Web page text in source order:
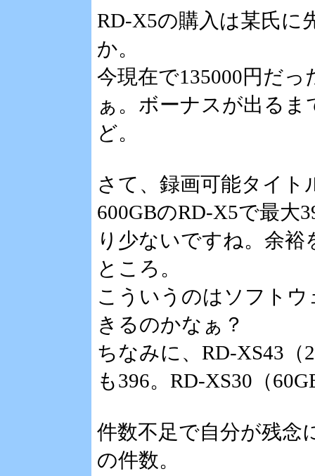
RD-X5の購入は某氏に
か。
今現在で135000円だ
ぁ。ボーナスが出る
ど。
さて、録画可能タイト
600GBのRD-X5で最大
り少ないですね。余
ところ。
こういうのはソフト
きるのかなぁ？
ちなみに、RD-XS43（
も396。RD-XS30（
件数不足で自分が残念
の件数。